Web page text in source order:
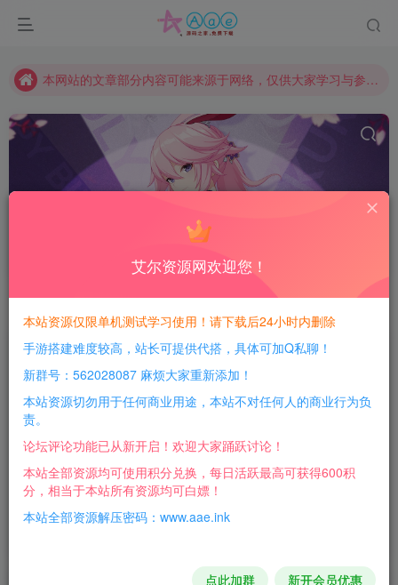
现在赞助会员享受专属折扣，详情点击此条公告。
本网站的文章部分内容可能来源于网络，仅供大家学习与参考，如有侵权，请联系站长QQ466107887进行删除处理。
排序 更新 随机 浏览 点赞 评论
25
《天穹西游》经典MT3换皮梦
幻西游Linux手工服务端+安卓
苹果双端+GM后台+详细搭建
教程+全套源码
付费资源 300 手游资源
《醉西游本地端》经典典藏
MMORPG端游Win系服务端
+PC客户端+GM后台+详细搭
建教程
付费资源
10
艾尔资源网欢迎您！
本站资源仅限单机测试学习使用！请下载后24小时内删除
手游搭建难度较高，站长可提供代搭，具体可加Q私聊！
新群号：562028087 麻烦大家重新添加！
本站资源切勿用于任何商业用途，本站不对任何人的商业行为负
责。
论坛评论功能已从新开启！欢迎大家踊跃讨论！
本站全部资源均可使用积分兑换，每日活跃最高可获得600积
分，相当于本站所有资源均可白嫖！
本站全部资源解压密码：www.aae.ink
点此加群 新开会员优惠